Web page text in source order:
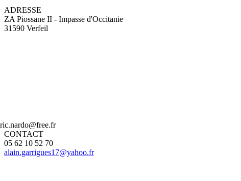
ADRESSE
ZA Piossane II - Impasse d'Occitanie
31590 Verfeil
CONTACT
05 62 10 52 70
alain.garrigues17@yahoo.fr